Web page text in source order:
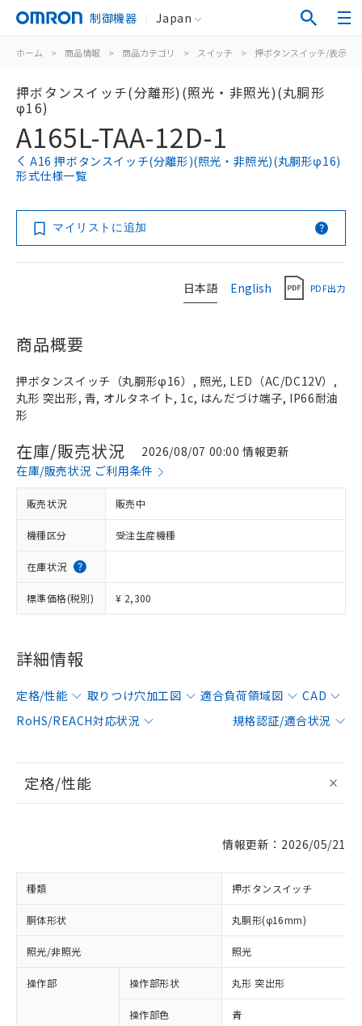
制御機器 Japan
ホーム > 商品情報 > 商品カテゴリ > スイッチ > 押ボタンスイッチ/表示灯
押ボタンスイッチ(分離形)(照光・非照光)(丸胴形
φ16)
A165L-TAA-12D-1
A16 押ボタンスイッチ(分離形)(照光・非照光)(丸胴形φ16)
形式仕様一覧
マイリストに追加
日本語 English PDF出力
商品概要
押ボタンスイッチ（丸胴形φ16）, 照光, LED（AC/DC12V）,
丸形 突出形, 青, オルタネイト, 1c, はんだづけ端子, IP66耐油
形
在庫/販売状況
2026/08/07 00:00 情報更新
在庫/販売状況 ご利用条件
販売状況 販売中
機種区分 受注生産機種
在庫状況
標準価格(税別) ¥ 2,300
詳細情報
定格/性能 取りつけ穴加工図 適合負荷領域図
CAD
RoHS/REACH対応状況
規格認証/適合状況
定格/性能
情報更新：2026/05/21
種類 押ボタンスイッチ
胴体形状 丸胴形(φ16mm)
照光/非照光 照光
操作部 操作部形状 丸形 突出形
操作部色 青